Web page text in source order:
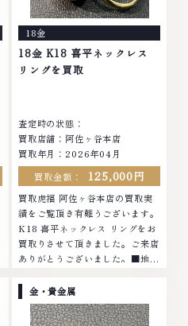
ってしまった腕時計、多くのお品
物の高価買取りを実現しており、
他店ではお値段の付かなかったお
品物でも、一点一点丁寧に無料で
査定します。お気軽にご連絡くだ
18金
18金 K18 喜平ネックレス
リングを買取
査定時の状態：
買取店舗：阿佐ヶ谷本店
買取年月：2026年04月
買取金額：
125,000円
買取虎福 阿佐ヶ谷本店の買取実
績をご覧頂き有難うございます。
K18 喜平ネックレス リングをお
買取りさせて頂きました。ご来店
ありがとうございました。■地域
ヤモンド ブランド品 ブランド衣
類 お酒買取りのことなら、お任
せくださいなかでも金・プラチナ
金・貴金属